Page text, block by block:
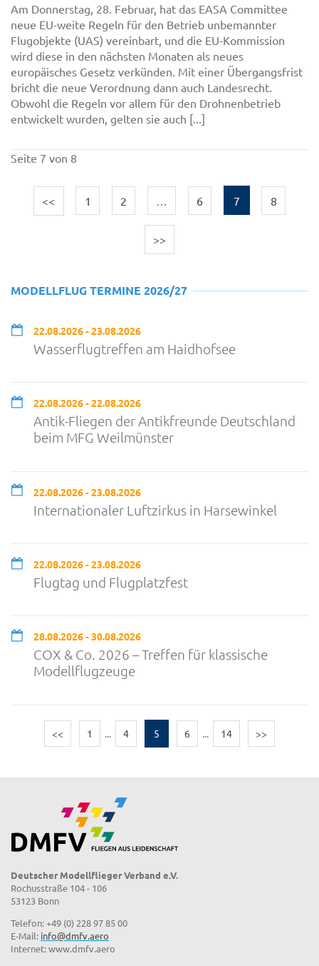
Am Donnerstag, 28. Februar, hat das EASA Committee
neue EU-weite Regeln für den Betrieb unbemannter
Flugobjekte (UAS) vereinbart, und die EU-Kommission
wird diese in den nächsten Monaten als neues
europäisches Gesetz verkünden. Mit einer Übergangsfrist
bricht die neue Verordnung dann auch Landesrecht.
Obwohl die Regeln vor allem für den Drohnenbetrieb
entwickelt wurden, gelten sie auch [...]
Seite 7 von 8
<< 1 2 6 7 8
>>
MODELLFLUG TERMINE 2026/27
22.08.2026 - 23.08.2026
Wasserflugtreffen am Haidhofsee
22.08.2026 - 22.08.2026
Antik-Fliegen der Antikfreunde Deutschland
beim MFG Weilmünster
22.08.2026 - 23.08.2026
Internationaler Luftzirkus in Harsewinkel
22.08.2026 - 23.08.2026
Flugtag und Flugplatzfest
28.08.2026 - 30.08.2026
COX & Co. 2026 – Treffen für klassische
Modellflugzeuge
<< 1 ... 4 5 6 ... 14 >>
Deutscher Modellflieger Verband e.V.
Rochusstraße 104 - 106
53123 Bonn
Telefon: +49 (0) 228 97 85 00
E-Mail: info@dmfv.aero
Internet: www.dmfv.aero